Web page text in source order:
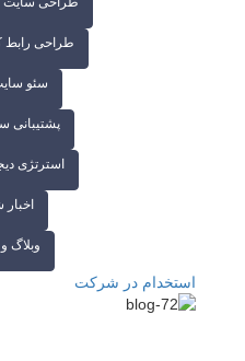
طراحی رابط
سئو
پشتیبانی
استرتژی
وبلاگ
استخدام در شرکت